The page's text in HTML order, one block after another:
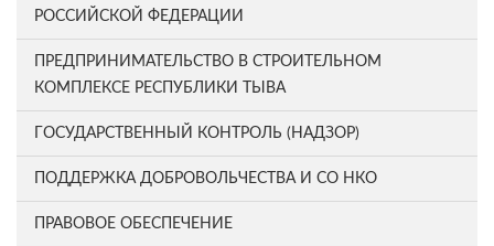
РОССИЙСКОЙ ФЕДЕРАЦИИ
ПРЕДПРИНИМАТЕЛЬСТВО В СТРОИТЕЛЬНОМ
КОМПЛЕКСЕ РЕСПУБЛИКИ ТЫВА
ГОСУДАРСТВЕННЫЙ КОНТРОЛЬ (НАДЗОР)
ПОДДЕРЖКА ДОБРОВОЛЬЧЕСТВА И СО НКО
ПРАВОВОЕ ОБЕСПЕЧЕНИЕ